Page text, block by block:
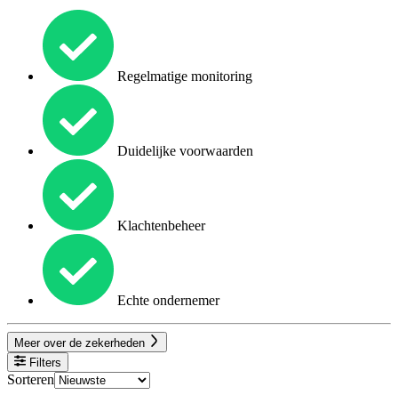
Regelmatige monitoring
Duidelijke voorwaarden
Klachtenbeheer
Echte ondernemer
Meer over de zekerheden
Filters
Sorteren